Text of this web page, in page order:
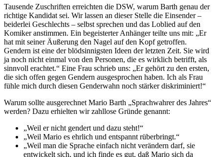
Tausende Zuschriften erreichten die DSW, warum Barth genau der
richtige Kandidat sei. Wir lassen an dieser Stelle die Einsender –
beiderlei Geschlechts – selbst sprechen und das Loblied auf den
Komiker anstimmen. Ein begeisterter Anhänger teilte uns mit: „Er
hat mit seiner Äußerung den Nagel auf den Kopf getroffen.
Gendern ist eine der blödsinnigsten Ideen der letzten Zeit. Sie wird
ja noch nicht einmal von den Personen, die es wirklich betrifft, als
sinnvoll erachtet.“ Eine Frau schrieb uns: „Er gehört zu den ersten,
die sich offen gegen Gendern ausgesprochen haben. Ich als Frau
fühle mich durch diesen Genderwahn noch stärker diskriminiert!“
Warum sollte ausgerechnet Mario Barth „Sprachwahrer des Jahres“
werden? Dazu erhielten wir zahllose Gründe genannt:
„Weil er nicht gendert und dazu steht!“
„Weil Mario es ehrlich und entspannt rüberbringt.“
„Weil man die Sprache einfach nicht verändern darf, sie
entwickelt sich, und ich finde es gut, daß Mario sich da